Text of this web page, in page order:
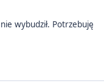
wybudził. Potrzebuję